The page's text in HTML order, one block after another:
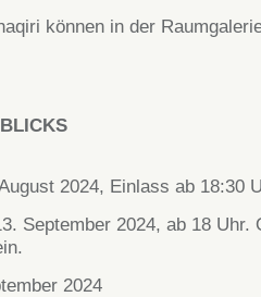
können in der
2024, Einlass ab 18:30
September 2024, ab 18 Uhr.
2024